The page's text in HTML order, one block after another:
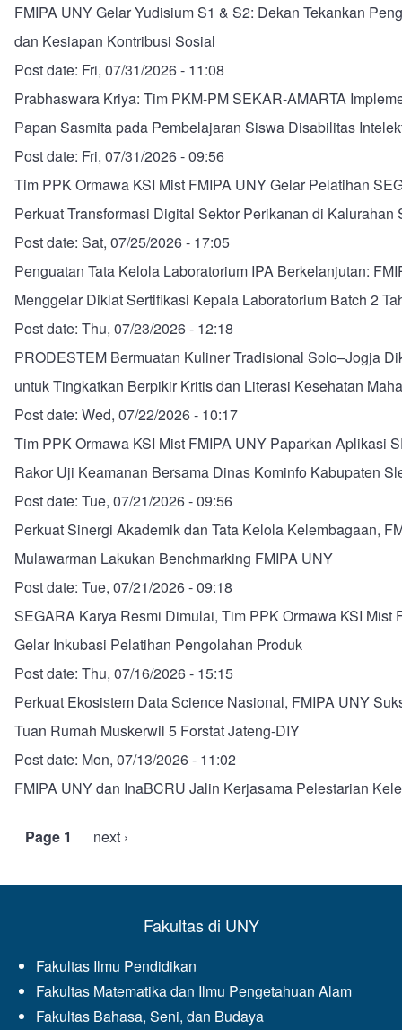
FMIPA UNY Gelar Yudisium S1 & S2: Dekan Tekankan
dan Kesiapan Kontribusi Sosial
Post date: Fri, 07/31/2026 - 11:08
Prabhaswara Kriya: Tim PKM-PM SEKAR-AMARTA
Papan Sasmita pada Pembelajaran Siswa Disabilitas
Post date: Fri, 07/31/2026 - 09:56
Tim PPK Ormawa KSI Mist FMIPA UNY Gelar Pelatihan
Perkuat Transformasi Digital Sektor Perikanan di Kalurahan
Post date: Sat, 07/25/2026 - 17:05
Penguatan Tata Kelola Laboratorium IPA Berkelanjutan:
Menggelar Diklat Sertifikasi Kepala Laboratorium Batch 2
Post date: Thu, 07/23/2026 - 12:18
PRODESTEM Bermuatan Kuliner Tradisional Solo–Jogja
untuk Tingkatkan Berpikir Kritis dan Literasi Kesehatan
Post date: Wed, 07/22/2026 - 10:17
Tim PPK Ormawa KSI Mist FMIPA UNY Paparkan Aplikasi
Rakor Uji Keamanan Bersama Dinas Kominfo Kabupaten
Post date: Tue, 07/21/2026 - 09:56
Perkuat Sinergi Akademik dan Tata Kelola Kelembagaan,
Mulawarman Lakukan Benchmarking FMIPA UNY
Post date: Tue, 07/21/2026 - 09:18
SEGARA Karya Resmi Dimulai, Tim PPK Ormawa KSI Mist
Gelar Inkubasi Pelatihan Pengolahan Produk
Post date: Thu, 07/16/2026 - 15:15
Perkuat Ekosistem Data Science Nasional, FMIPA UNY
Tuan Rumah Muskerwil 5 Forstat Jateng-DIY
Post date: Mon, 07/13/2026 - 11:02
FMIPA UNY dan InaBCRU Jalin Kerjasama Pelestarian
Pagination
Page 1
Next
next ›
Fakultas di UNY
Fakultas Ilmu Pendidikan
Fakultas Matematika dan Ilmu Pengetahuan Alam
Fakultas Bahasa, Seni, dan Budaya